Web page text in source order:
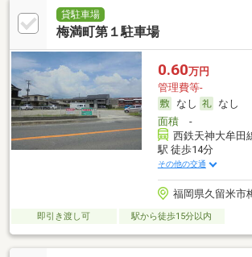
貸駐車場
梅満町第１駐車場
0.60万円
管理費等-
なし
なし
面積-
西鉄天神大牟田
駅 徒歩14分
その他の交通
福岡県久留米市
即引き渡し可 駅から徒歩15分以内